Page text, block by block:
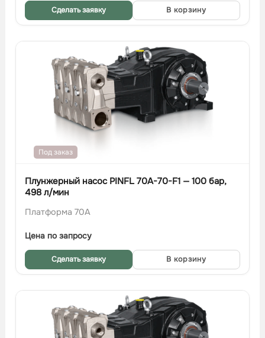
Сделать заявку В корзину
Под заказ
Плунжерный насос PINFL 70A-70-F1 — 100 бар,
498 л/мин
Платформа 70A
Цена по запросу
Сделать заявку В корзину